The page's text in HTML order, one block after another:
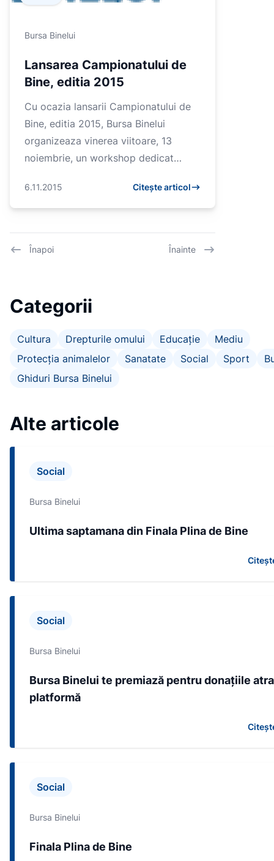
Bursa Binelui
Lansarea Campionatului de
Bine, editia 2015
Cu ocazia lansarii Campionatului de
Bine, editia 2015, Bursa Binelui
organizeaza vinerea viitoare, 13
noiembrie, un workshop dedicat
neguvernamentale, care doresc sa
inscrie...
6.11.2015 Citește articol
Înapoi Înainte
Categorii
Cultura Drepturile omului Educație
Mediu
Protecția animalelor
Sanatate Social Sport
Ghiduri Bursa Binelui
Alte articole
Social
Bursa Binelui
Ultima saptamana din Finala Plina de Bine
Social
Bursa Binelui
Bursa Binelui te premiază pentru donațiile
platformă
Social
Bursa Binelui
Finala Plina de Bine